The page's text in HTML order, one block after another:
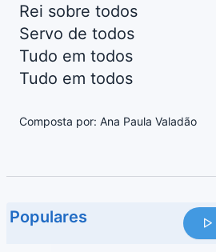
Rei sobre todos
Servo de todos
Tudo em todos
Tudo em todos
Composta por: Ana Paula Valadão
Populares